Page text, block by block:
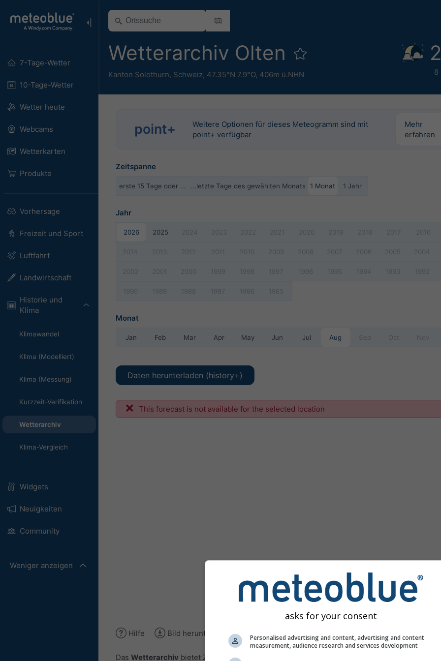
7-Tage-Wetter
10-Tage-Wetter
Wetter heute
Webcams
Wetterkarten
Produkte
Vorhersage
Freizeit und Sport
Luftfahrt
Landwirtschaft
Historie und
Klima
Klimawandel
Klima (Modelliert)
Klima (Messung)
Kurzzeit-Verifikation
Wetterarchiv
Klima-Vergleich
Widgets
Neuigkeiten
Community
Weniger anzeigen
Wetterarchiv Olten
Kanton Solothurn, Schweiz, 47.35°N 7.9°O, 406m ü.NHN 8
point+
Weitere Optionen für dieses Meteogramm sind mit
point+ verfügbar
Mehr
erfahren
Zeitspanne
erste 15 Tage oder ... ...letzte Tage des gewählten Monats 1 Monat 1 Jahr
Jahr
2026 2025 2024 2023 2022 2021 2020 2019 2018 2017 2016
2014 2013 2012 2011 2010 2009 2008 2007 2006 2005 2004
2002 2001 2000 1999 1998 1997 1996 1995 1994 1993 1992
1990 1989 1988 1987 1986 1985
Monat
Jan Feb Mar Apr May Jun Jul Aug Sep Oct Nov
Daten herunterladen (history+)
This forecast is not available for the selected location
Hilfe Bild herunterladen
Das Wetterarchiv bietet Zugang zu vergangenen Wettersimulationen für jeden Ort der Welt.
asks for your consent
Personalised advertising and content, advertising and content
measurement, audience research and services development